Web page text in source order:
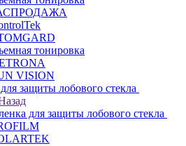
тонировка
VISION
защиты лобового стекла
для защиты лобового стекла